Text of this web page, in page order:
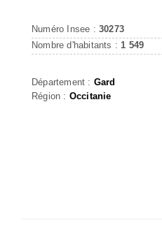
Numéro Insee : 30273
Nombre d'habitants : 1 549
Département : Gard
Région : Occitanie